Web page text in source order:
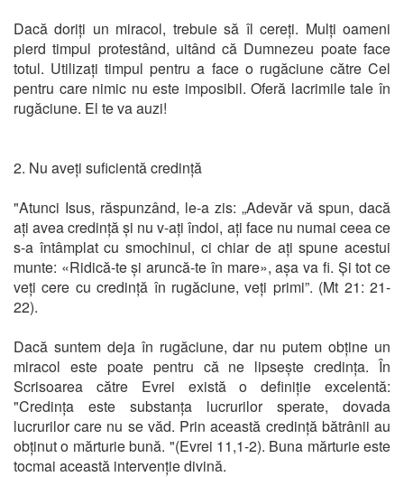
Dacă doriți un miracol, trebuie să îl cereți. Mulți oameni
pierd timpul protestând, uitând că Dumnezeu poate face
totul. Utilizați timpul pentru a face o rugăciune către Cel
pentru care nimic nu este imposibil. Oferă lacrimile tale în
rugăciune. El te va auzi!
2. Nu aveți suficientă credință
"Atunci Isus, răspunzând, le-a zis: „Adevăr vă spun, dacă
ați avea credință și nu v-ați îndoi, ați face nu numai ceea ce
s-a întâmplat cu smochinul, ci chiar de ați spune acestui
munte: «Ridică-te și aruncă-te în mare», așa va fi. Și tot ce
veți cere cu credință în rugăciune, veți primi”. (Mt 21: 21-
22).
Dacă suntem deja în rugăciune, dar nu putem obține un
miracol este poate pentru că ne lipsește credința. În
Scrisoarea către Evrei există o definiție excelentă:
"Credința este substanța lucrurilor sperate, dovada
lucrurilor care nu se văd. Prin această credință bătrânii au
obținut o mărturie bună. "(Evrei 11,1-2). Buna mărturie este
tocmai această intervenție divină.